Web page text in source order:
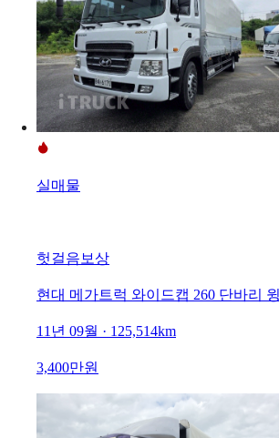
실매물
헛걸음보상
현대 메가트럭 와이드캡 260 단바리
11년 09월 · 125,514km
3,400만원